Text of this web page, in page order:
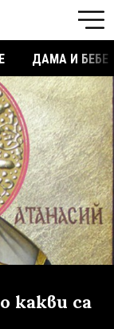
ДАМА И БЕБЕ
какви са